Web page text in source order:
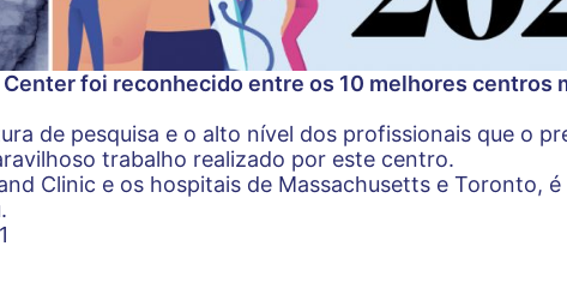
foi reconhecido entre os 10 melhores centros
de pesquisa e o alto nível dos profissionais que o
trabalho realizado por este centro.
Clinic e os hospitais de Massachusetts e Toronto,